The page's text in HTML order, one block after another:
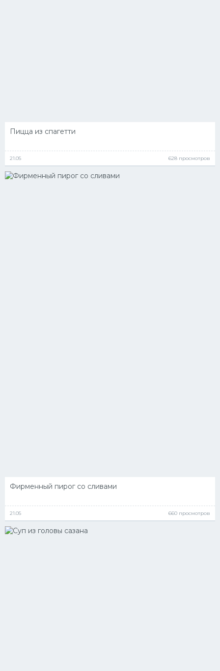
Пицца из спагетти
21.05 628 просмотров
Фирменный пирог со сливами
21.05 660 просмотров